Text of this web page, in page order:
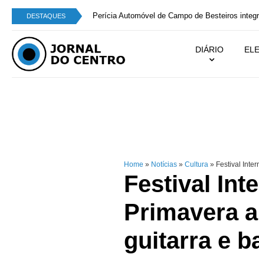
DESTAQUES Perícia Automóvel de Campo de Besteiros
DIÁRIO
Home » Notícias » Cultura » Festival
Festival
Primavera
guitarra e